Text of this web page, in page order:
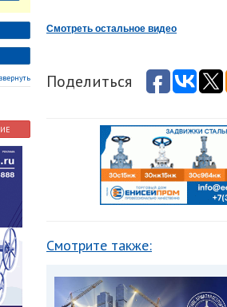
Смотреть остальное видео
Поделиться
Смотрите также: